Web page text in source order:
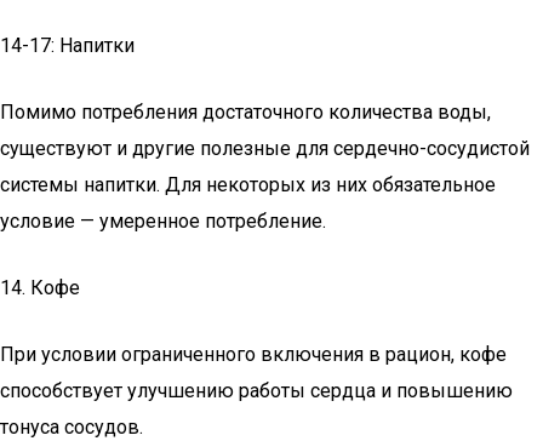
14-17: Напитки
Помимо потребления достаточного количества воды,
существуют и другие полезные для сердечно-сосудистой
системы напитки. Для некоторых из них обязательное
условие — умеренное потребление.
14. Кофе
При условии ограниченного включения в рацион, кофе
способствует улучшению работы сердца и повышению
тонуса сосудов.